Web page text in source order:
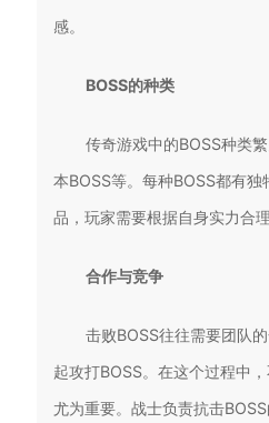
感。
BOSS的种类
传奇游戏中的BOSS种类
本BOSS等。每种BOSS都有
品，玩家需要根据自身实力合
合作与竞争
击败BOSS往往需要团队
起攻打BOSS。在这个过程中
尤为重要。战士负责抗击